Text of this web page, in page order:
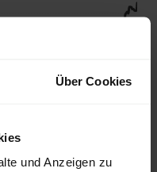
Über Cookies
und Anzeigen zu